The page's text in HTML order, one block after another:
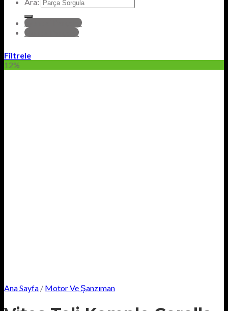
hyundai Parçalar
Honda Parçalar
Filtrele
12%
Ana Sayfa / Motor Ve Şanzıman